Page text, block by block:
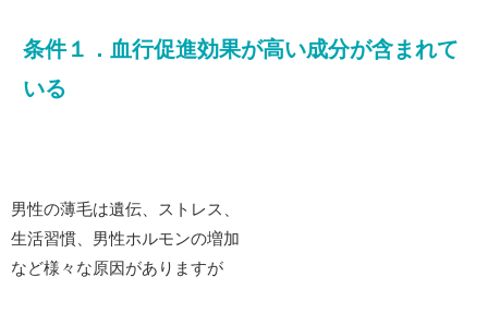
条件１．血行促進効果が高い成分が含まれて
いる
男性の薄毛は遺伝、ストレス、
生活習慣、男性ホルモンの増加
など様々な原因がありますが